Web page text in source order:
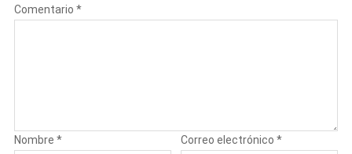
Comentario *
Nombre * Correo electrónico*